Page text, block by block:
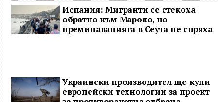
Испания: Мигранти се стекоха
обратно към Мароко, но
преминаванията в Сеута не спряха
Украински производител ще купи
европейски технологии за проект